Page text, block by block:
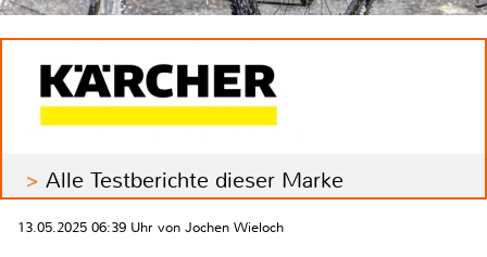
Alle Testberichte dieser Marke
13.05.2025 06:39 Uhr von Jochen Wieloch